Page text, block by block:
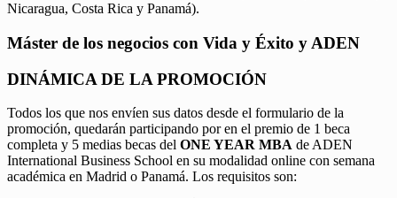
Nicaragua, Costa Rica y Panamá).
Máster de los negocios con Vida y Éxito y ADEN
DINÁMICA DE LA PROMOCIÓN
Todos los que nos envíen sus datos desde el formulario de la
promoción, quedarán participando por en el premio de 1 beca
completa y 5 medias becas del ONE YEAR MBA de ADEN
International Business School en su modalidad online con semana
académica en Madrid o Panamá. Los requisitos son: